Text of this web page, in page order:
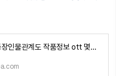
야한 사진관 등장인물관계도 작품정보 ott 몇부작 및 줄거리